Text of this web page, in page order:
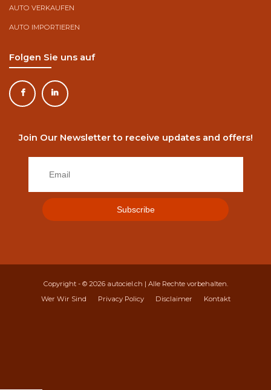
AUTO VERKAUFEN
AUTO IMPORTIEREN
Folgen Sie uns auf
Join Our Newsletter to receive updates and offers!
Copyright - © 2026 autociel.ch | Alle Rechte vorbehalten.
Wer Wir Sind
Privacy Policy Disclaimer Kontakt